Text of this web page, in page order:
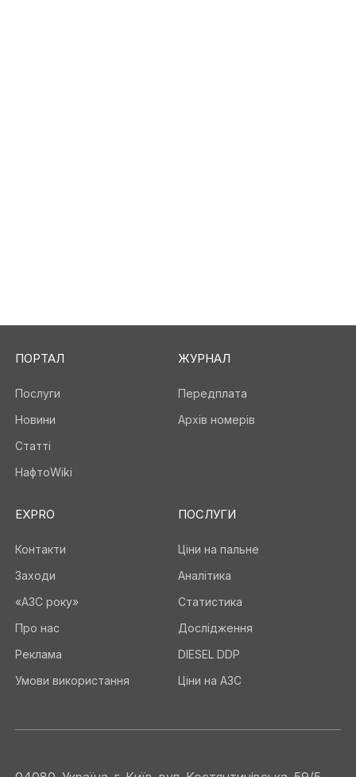
ПОРТАЛ
Послуги
Новини
Статті
НафтоWiki
ЖУРНАЛ
Передплата
Архів номерів
EXPRO
Контакти
Заходи
«АЗС року»
Про нас
Реклама
Умови використання
ПОСЛУГИ
Ціни на пальне
Аналітика
Статистика
Дослідження
DIESEL DDP
Ціни на АЗС